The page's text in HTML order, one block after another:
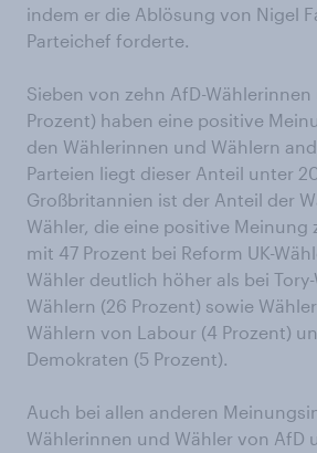
indem er die Ablösung von Nigel
Parteichef forderte.
Sieben von zehn AfD-Wählerinnen
Prozent) haben eine positive
den Wählerinnen und Wählern
Parteien liegt dieser Anteil unter
Großbritannien ist der Anteil der
Wähler, die eine positive Meinung
mit 47 Prozent bei Reform UK-
Wähler deutlich höher als bei
Wählern (26 Prozent) sowie
Wählern von Labour (4 Prozent)
Demokraten (5 Prozent).
Auch bei allen anderen
Wählerinnen und Wähler von AfD